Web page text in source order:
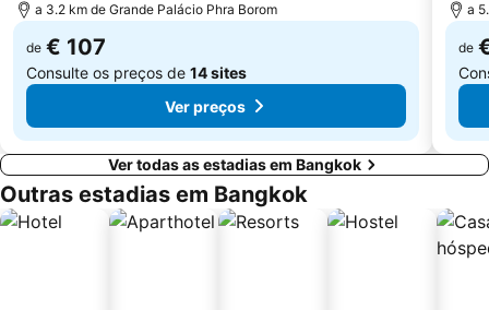
a 3.2 km de Grande Palácio Phra Borom
de € 107
Consulte os preços de 14 sites
Ver preços
a
de
Ver todas as estadias em Bangkok
Outras estadias em Bangkok